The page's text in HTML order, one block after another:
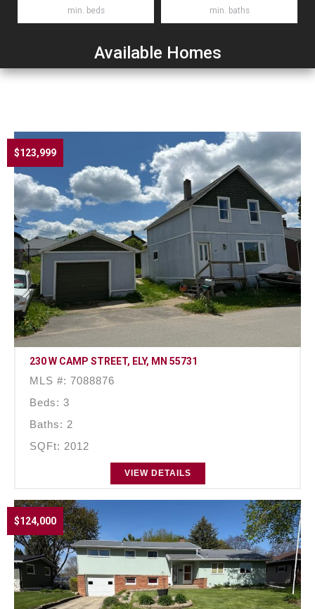
Available Homes
$123,999
230 W CAMP STREET, ELY, MN 55731
MLS #: 7088876
Beds: 3
Baths: 2
SQFt: 2012
VIEW DETAILS
$124,000